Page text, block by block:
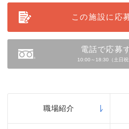
この施設に応
電話で応募
10:00～18:30（土日祝
職場紹介